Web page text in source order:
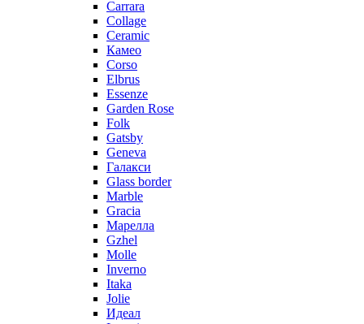
Carrara
Collage
Ceramic
Камео
Corso
Elbrus
Essenze
Garden Rose
Folk
Gatsby
Geneva
Галакси
Glass border
Marble
Gracia
Марелла
Gzhel
Molle
Inverno
Itaka
Jolie
Идеал